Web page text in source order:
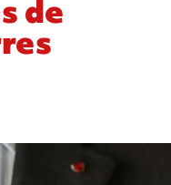
de